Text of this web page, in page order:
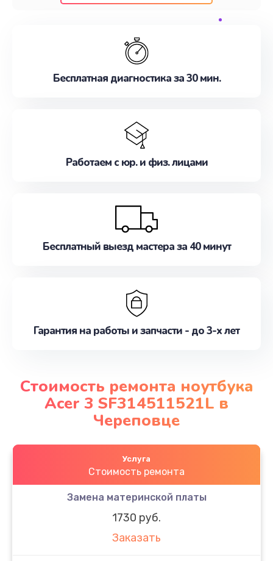
обслуживание, удовлетворяя их потребности
наилучшим образом. Не медлите записаться на
Бесплатная диагностика за 30 мин.
Работаем с юр. и физ. лицами
Бесплатный выезд мастера за 40 минут
Гарантия на работы и запчасти - до 3-х лет
Стоимость ремонта ноутбука
Acer 3 SF314511521L в
Череповце
Услуга
Стоимость ремонта
Замена материнской платы
1730 руб.
Заказать